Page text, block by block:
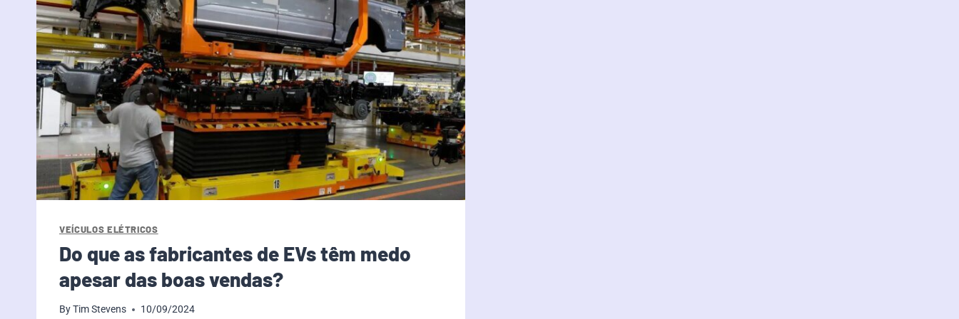
VEÍCULOS ELÉTRICOS
Do que as fabricantes de EVs têm medo
apesar das boas vendas?
ByTim Stevens 10/09/2024